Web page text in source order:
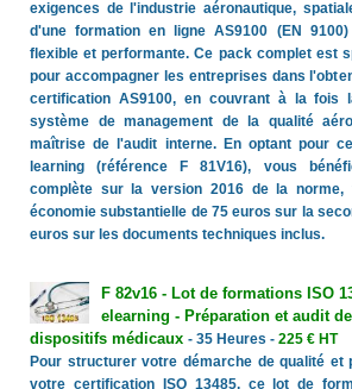
exigences de l'industrie aéronautique,
d'une formation en ligne AS9100 (EN
flexible et performante. Ce pack complet est
pour accompagner les entreprises dans
certification AS9100, en couvrant à la
système de management de la qualité
maîtrise de l'audit interne. En optant pour
learning (référence F 81V16), vous
complète sur la version 2016 de la norme,
économie substantielle de 75 euros sur la
euros sur les documents techniques inclus.
F 82v16 - Lot de formations ISO
elearning - Préparation et audit
dispositifs médicaux - 35 Heures - 225 € HT
Pour structurer votre démarche de qualité et
votre certification ISO 13485, ce lot de